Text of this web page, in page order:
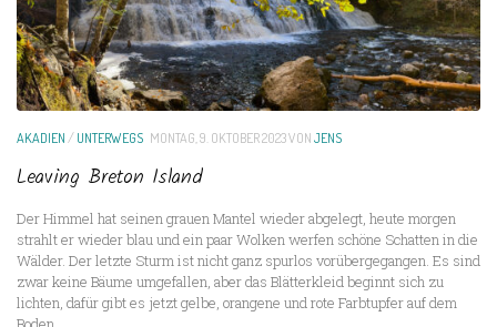
AKADIEN/UNTERWEGS MONTAG, 9. OKTOBER 2023VONJENS
Leaving Breton Island
Der Himmel hat seinen grauen Mantel wieder abgelegt, heute morgen
strahlt er wieder blau und ein paar Wolken werfen schöne Schatten in die
Wälder. Der letzte Sturm ist nicht ganz spurlos vorübergegangen. Es sind
zwar keine Bäume umgefallen, aber das Blätterkleid beginnt sich zu
lichten, dafür gibt es jetzt gelbe, orangene und rote Farbtupfer auf dem